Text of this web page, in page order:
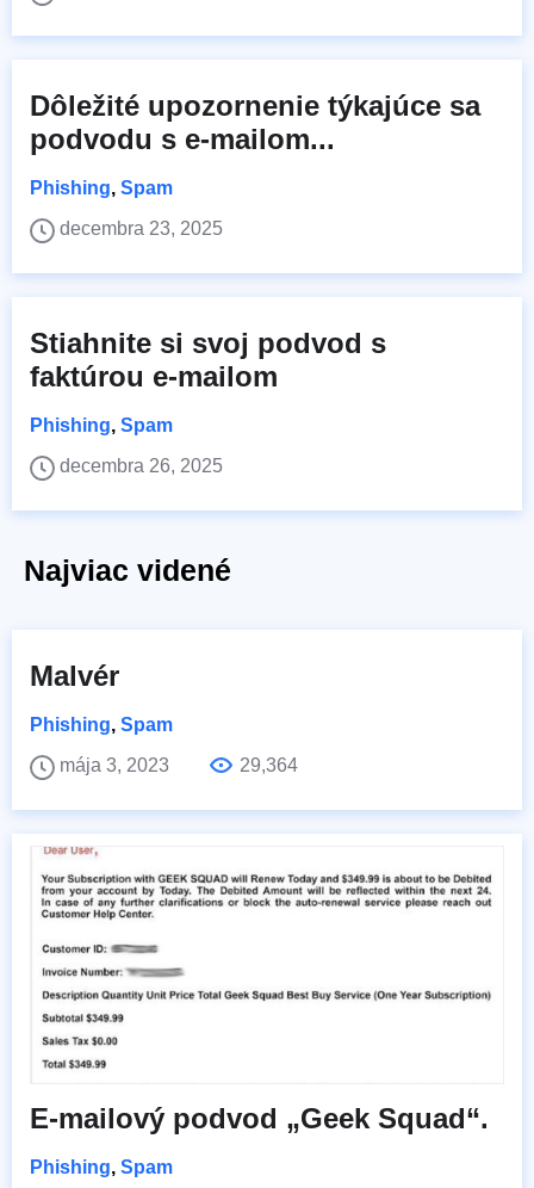
Dôležité upozornenie týkajúce sa
podvodu s e-mailom...
Phishing, Spam
decembra 23, 2025
Stiahnite si svoj podvod s
faktúrou e-mailom
Phishing, Spam
decembra 26, 2025
Najviac videné
Malvér
Phishing, Spam
mája 3, 2023
29,364
E-mailový podvod „Geek Squad“.
Phishing, Spam